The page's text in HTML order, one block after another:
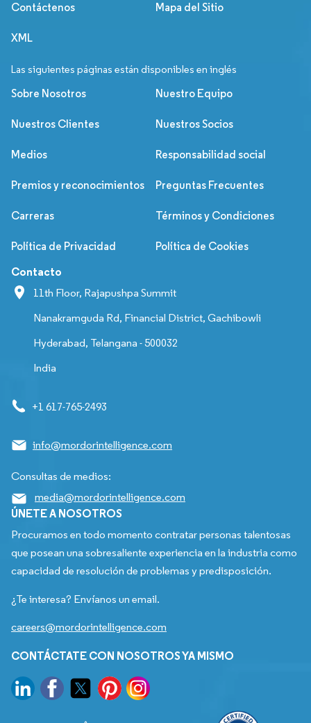
Contáctenos Mapa del Sitio
XML
Las siguientes páginas están disponibles en inglés
Sobre Nosotros Nuestro Equipo
Nuestros Clientes Nuestros Socios
Medios Responsabilidad social
Premios y reconocimientos Preguntas Frecuentes
Carreras Términos y Condiciones
Política de Privacidad Política de Cookies
Contacto
11th Floor, Rajapushpa Summit
Nanakramguda Rd, Financial District, Gachibowli
Hyderabad, Telangana - 500032
India
+1 617-765-2493
info@mordorintelligence.com
Consultas de medios:
media@mordorintelligence.com
ÚNETE A NOSOTROS
Procuramos en todo momento contratar personas talentosas
que posean una sobresaliente experiencia en la industria como
capacidad de resolución de problemas y predisposición.
¿Te interesa? Envíanos un email.
careers@mordorintelligence.com
CONTÁCTATE CON NOSOTROS YA MISMO